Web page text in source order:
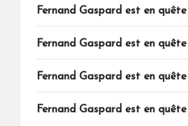
Fernand Gaspard est en
Fernand Gaspard est en
Fernand Gaspard est en
Fernand Gaspard est en